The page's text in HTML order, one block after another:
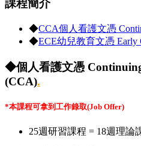
課程簡介
◆CCA個人看護文憑
◆ECE幼兒教育文憑 Early
◆個人看護文憑
(CCA).
*本課程可拿到工作錄取(Job Offer)
25週研習課程 = 18週理論